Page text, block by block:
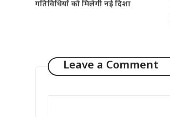
गतिविधियों को मिलेगी नई दिशा
Leave a Comment